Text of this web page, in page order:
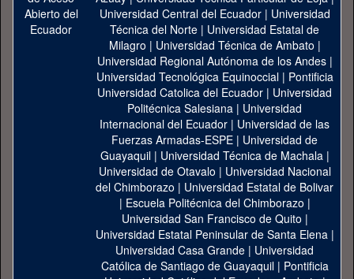
Universidad Central del Ecuador| Universidad
Técnica del Norte | Universidad Estatal de
Milagro | Universidad Técnica de Ambato |
Universidad Regional Autónoma de los Andes|
Universidad Tecnológica Equinoccial| Pontificia
Universidad Catolica del Ecuador | Universidad
Politécnica Salesiana | Universidad
Internacional del Ecuador | Universidad de las
Fuerzas Armadas-ESPE | Universidad de
Guayaquil| Universidad Técnica de Machala|
Universidad de Otavalo | Universidad Nacional
del Chimborazo | Universidad Estatal de Bolivar
| Escuela Politécnica del Chimborazo |
Universidad San Francisco de Quito |
Universidad Estatal Peninsular de Santa Elena|
Universidad Casa Grande | Universidad
Católica de Santiago de Guayaquil| Pontificia